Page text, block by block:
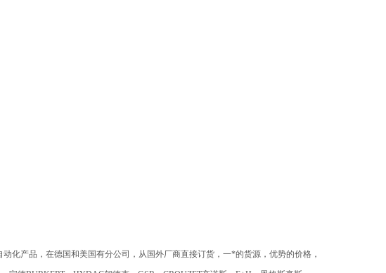
化产品，在德国和美国有分公司，从国外厂商直接订货，一*的货源，优势的价格，